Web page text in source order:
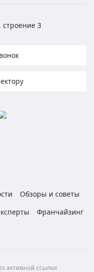
3
Обзоры и советы
Франчайзинг
активной ссылки